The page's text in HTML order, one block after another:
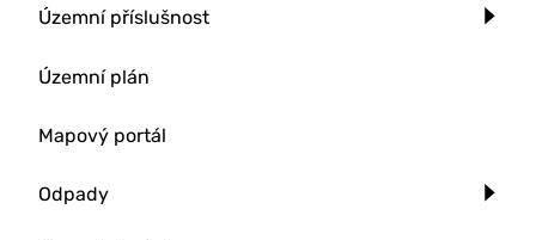
Územní příslušnost
Územní plán
Mapový portál
Odpady